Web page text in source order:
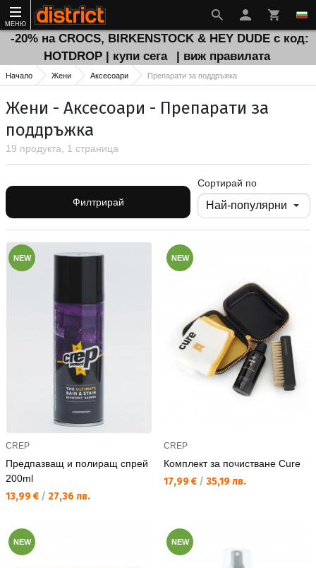
МЕНЮ
-20% на CROCS, BIRKENSTOCK & HEY DUDE с код:
HOTDROP | купи сега
| виж правилата
Начало Жени Аксесоари Препарати за поддръжка
Жени - Аксесоари - Препарати за
поддръжка
19 продукта, 1 страница
Филтрирай
Сортирай по
NEW
CREP
Предпазващ и полиращ спрей
200ml
Текуща цена:
13,99 € / 27,36 лв.
NEW
CREP
Комплект за почистване Cure
Текуща цена:
17,99 € / 35,19 лв.
NEW NEW